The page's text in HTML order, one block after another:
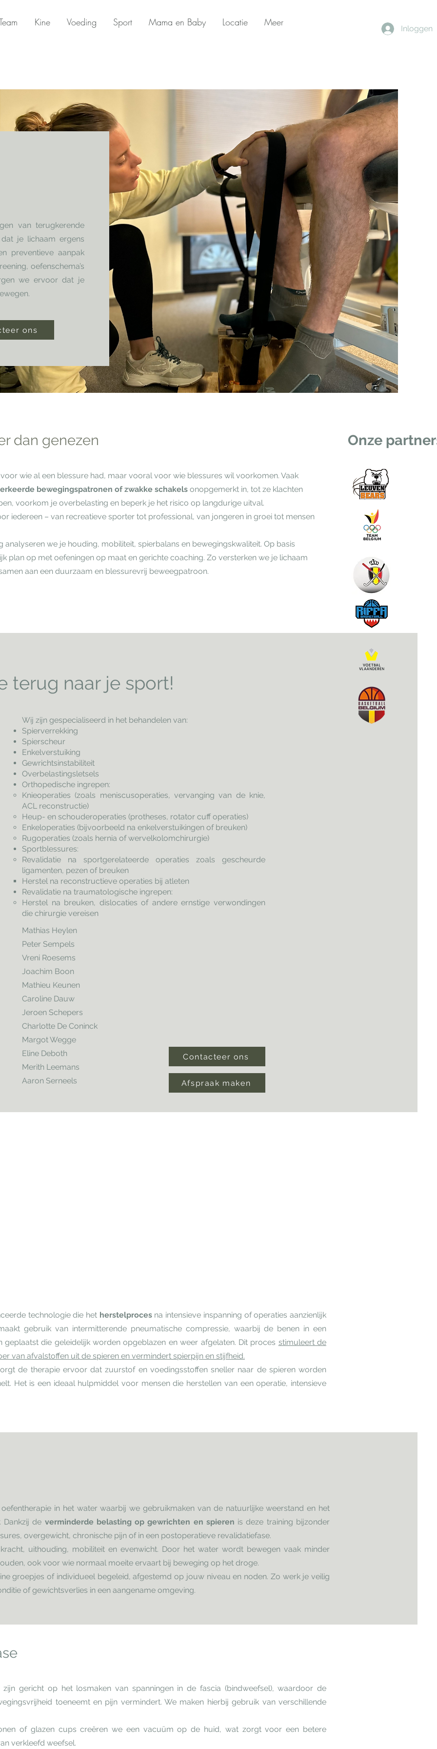
Kine Voeding Sport Mama en Baby Locatie Meer
Inloggen
van terugkerende
je lichaam ergens
preventieve aanpak
oefenschema’s
we ervoor dat je
ons
dan genezen Onze
wie al een blessure had, maar vooral voor wie blessures wil voorkomen. Vaak
bewegingspatronen of zwakke schakels onopgemerkt in, tot ze klachten
voorkom je overbelasting en beperk je het risico op langdurige uitval.
iedereen – van recreatieve sporter tot professional, van jongeren in groei tot mensen
analyseren we je houding, mobiliteit, spierbalans en bewegingskwaliteit. Op basis
plan op met oefeningen op maat en gerichte coaching. Zo versterken we je lichaam
aan een duurzaam en blessurevrij beweegpatroon.
terug naar je sport!
Wij zijn gespecialiseerd in het behandelen van:
Spierverrekking
Spierscheur
Enkelverstuiking
Gewrichtsinstabiliteit
Overbelastingsletsels
Orthopedische ingrepen:
Knieoperaties (zoals meniscusoperaties, vervanging van de knie,
ACL reconstructie)
Heup- en schouderoperaties (protheses, rotator cuff operaties)
Enkeloperaties (bijvoorbeeld na enkelverstuikingen of breuken)
Rugoperaties (zoals hernia of wervelkolomchirurgie)
Sportblessures:
Revalidatie na sportgerelateerde operaties zoals gescheurde
ligamenten, pezen of breuken
Herstel na reconstructieve operaties bij atleten
Revalidatie na traumatologische ingrepen:
Herstel na breuken, dislocaties of andere ernstige verwondingen
die chirurgie vereisen
Contacteer ons
Afspraak maken
Mathias Heylen
Peter Sempels
Vreni Roesems
Joachim Boon
Mathieu Keunen
Caroline Dauw
Jeroen Schepers
Charlotte De Coninck
Margot Wegge
Eline Deboth
Merith Leemans
Aaron Serneels
technologie die het herstelprocesna intensieve inspanning of operaties aanzienlijk
gebruik van intermitterende pneumatische compressie, waarbij de benen in een
geplaatst die geleidelijk worden opgeblazen en weer afgelaten. Dit proces stimuleert de
van afvalstoffen uit de spieren en vermindert spierpijn en stijfheid.
de therapie ervoor dat zuurstof en voedingsstoffen sneller naar de spieren worden
Het is een ideaal hulpmiddel voor mensen die herstellen van een operatie, intensieve
in het water waarbij we gebruikmaken van de natuurlijke weerstand en het
Dankzij de verminderde belasting op gewrichten en spieren is deze training bijzonder
overgewicht, chronische pijn of in een postoperatieve revalidatiefase.
uithouding, mobiliteit en evenwicht. Door het water wordt bewegen vaak minder
ook voor wie normaal moeite ervaart bij beweging op het droge.
groepjes of individueel begeleid, afgestemd op jouw niveau en noden. Zo werk je veilig
of gewichtsverlies in een aangename omgeving.
zijn gericht op het losmaken van spanningen in de fascia (bindweefsel), waardoor de
toeneemt en pijn vermindert. We maken hierbij gebruik van verschillende
of glazen cups creëren we een vacuüm op de huid, wat zorgt voor een betere
verkleefd weefsel.